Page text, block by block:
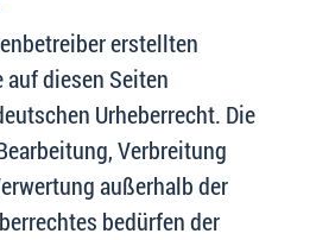
erstellten
auf diesen Seiten
Urheberrecht. Die
Verbreitung
außerhalb der
bedürfen der